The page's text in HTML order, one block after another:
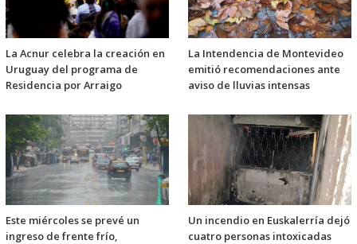
La Acnur celebra la creación en
Uruguay del programa de
Residencia por Arraigo
La Intendencia de Montevideo
emitió recomendaciones ante
aviso de lluvias intensas
Este miércoles se prevé un
ingreso de frente frío,
Un incendio en Euskalerría dejó
cuatro personas intoxicadas